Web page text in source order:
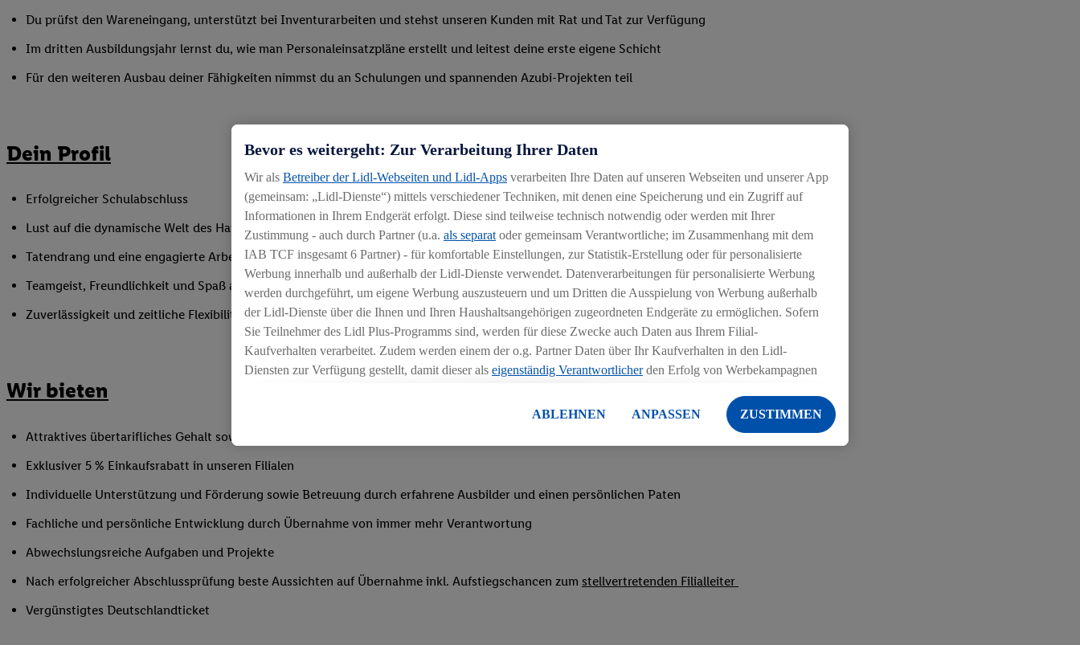
Du prüfst den Wareneingang, unterstützt bei Inventurarbeiten und stehst unseren Kunden mit Rat und Tat zur Verfügung
Im dritten Ausbildungsjahr lernst du, wie man Personaleinsatzpläne erstellt und leitest deine erste eigene Schicht
Für den weiteren Ausbau deiner Fähigkeiten nimmst du an Schulungen und spannenden Azubi-Projekten teil
Dein Profil
Erfolgreicher Schulabschluss
Lust auf die dynamische Welt des Handels
Tatendrang und eine engagierte Arbeitsweise
Teamgeist, Freundlichkeit und Spaß am Umgang mit Menschen
Zuverlässigkeit und zeitliche Flexibilität innerhalb der Öffnungszeiten deiner Filiale
Wir bieten
Attraktives übertarifliches Gehalt sowie Urlaubs- und Weihnachtsgeld
Exklusiver 5 % Einkaufsrabatt in unseren Filialen
Individuelle Unterstützung und Förderung sowie Betreuung durch erfahrene Ausbilder und einen persönlichen Paten
Fachliche und persönliche Entwicklung durch Übernahme von immer mehr Verantwortung
Abwechslungsreiche Aufgaben und Projekte
Nach erfolgreicher Abschlussprüfung beste Aussichten auf Übernahme inkl. Aufstiegschancen zum stellvertretenden Filialleiter
Vergünstigtes Deutschlandticket
Bevor es weitergeht: Zur Verarbeitung Ihrer Daten
Wir als Betreiber der Lidl-Webseiten und Lidl-Apps verarbeiten Ihre Daten auf unseren Webseiten und unserer App
(gemeinsam: „Lidl-Dienste“) mittels verschiedener Techniken, mit denen eine Speicherung und ein Zugriff auf
Informationen in Ihrem Endgerät erfolgt. Diese sind teilweise technisch notwendig oder werden mit Ihrer
Zustimmung - auch durch Partner (u.a. als separat oder gemeinsam Verantwortliche; im Zusammenhang mit dem
IAB TCF insgesamt 6 Partner) - für komfortable Einstellungen, zur Statistik-Erstellung oder für personalisierte
Werbung innerhalb und außerhalb der Lidl-Dienste verwendet. Datenverarbeitungen für personalisierte Werbung
werden durchgeführt, um eigene Werbung auszusteuern und um Dritten die Ausspielung von Werbung außerhalb
der Lidl-Dienste über die Ihnen und Ihren Haushaltsangehörigen zugeordneten Endgeräte zu ermöglichen. Sofern
Sie Teilnehmer des Lidl Plus-Programms sind, werden für diese Zwecke auch Daten aus Ihrem Filial-
Kaufverhalten verarbeitet. Zudem werden einem der o.g. Partner Daten über Ihr Kaufverhalten in den Lidl-
Diensten zur Verfügung gestellt, damit dieser als eigenständig Verantwortlicherden Erfolg von Werbekampagnen
Die Erstellung personalisierter Werbung basiert auf der Generierung von auch mit Daten von anderen Diensten
angereicherten Profilen. Dies umfasst die Zusammenführung von Daten (z.B. über Ihre Nutzung der Lidl-Dienste,
Ihr Kaufverhalten in den Lidl-Diensten, Informationen aus Ihrem Kundenkonto - z.B. Alter oder Geschlecht -
sowie Ihre genauen Standortdaten) auch über verschiedene Endgeräte und Lidl-Dienste hinweg einschließlich dem
(sogenannten Segmenten). Im Zusammenhang mit dem Ausspielen dieser Werbung erfolgen Verarbeitungen auch
zur Leistungs-/ Erfolgsmessung der Werbung, zur Zielgruppenforschung, zur Entwicklung von Angeboten sowie
Sofern Sie hier Ihre Zustimmung dazu erteilen und danach ein Lidl Plus-Konto erstellen bzw. sich in Ihr
bestehendes Lidl Plus-Konto einloggen, kann darüber hinaus auch Ihre dort angegebene E-Mail-Adresse von uns
ABLEHNEN ANPASSEN ZUSTIMMEN